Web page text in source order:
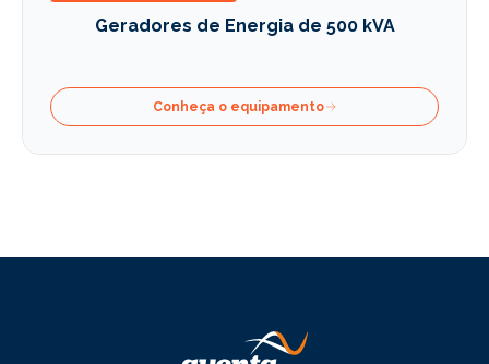
Geradores de Energia de 500 kVA
Conheça o equipamento